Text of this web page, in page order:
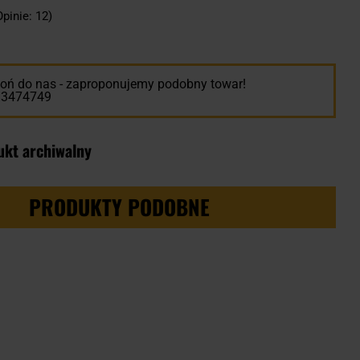
12)
do nas - zaproponujemy podobny towar!
archiwalny
PRODUKTY PODOBNE